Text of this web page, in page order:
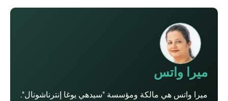
ميرا واتس
ميرا واتس هي مالكة ومؤسسة "سيدهي يوغا إنترناشونال".